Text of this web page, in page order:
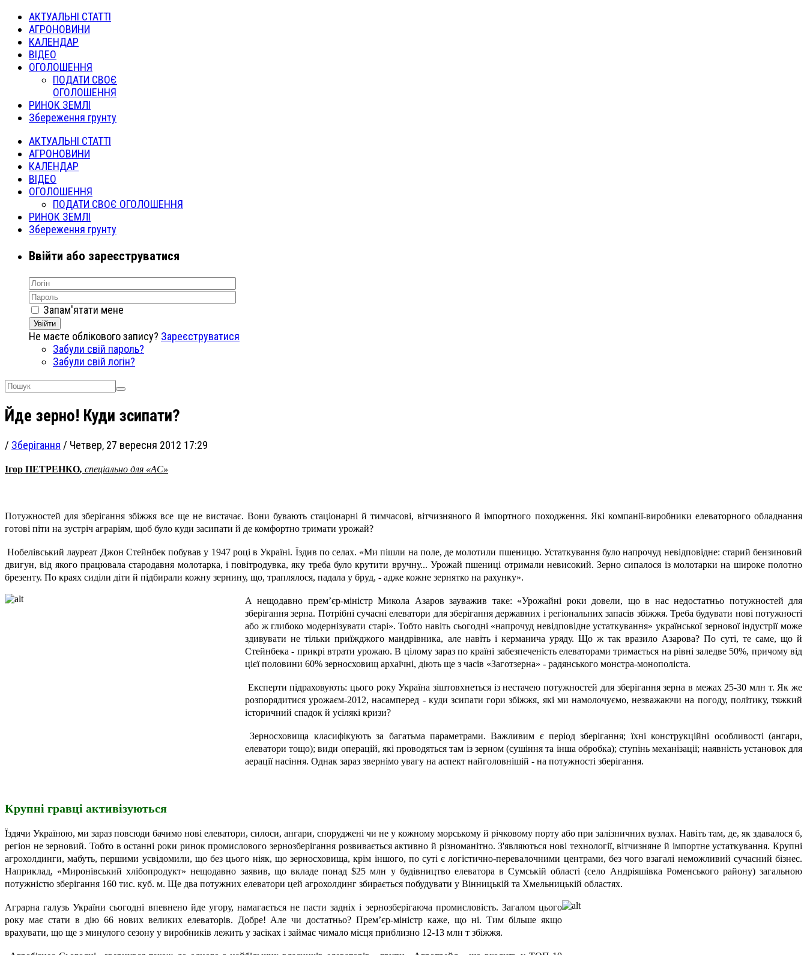
АКТУАЛЬНІ СТАТТІ
АГРОНОВИНИ
КАЛЕНДАР
ВІДЕО
ОГОЛОШЕННЯ
ПОДАТИ СВОЄ
ОГОЛОШЕННЯ
РИНОК ЗЕМЛІ
Збереження грунту
АКТУАЛЬНІ СТАТТІ
АГРОНОВИНИ
КАЛЕНДАР
ВІДЕО
ОГОЛОШЕННЯ
ПОДАТИ СВОЄ ОГОЛОШЕННЯ
РИНОК ЗЕМЛІ
Збереження грунту
Ввійти або зареєструватися
Запам'ятати мене
Увійти
Не маєте облікового запису? Зареєструватися
Забули свій пароль?
Забули свій логін?
Йде зерно! Куди зсипати?
/ Зберігання / Четвер, 27 вересня 2012 17:29
Ігор ПЕТРЕНКО, спеціально для «АС»
Потужностей для зберігання збіжжя все ще не вистачає. Вони бувають стаціонарні й тимчасові, вітчизняного й імпортного походження. Які компанії-виробники елеваторного обладнання
готові піти на зустріч аграріям, щоб було куди засипати й де комфортно тримати урожай?
Нобелівський лауреат Джон Стейнбек побував у 1947 році в Україні. Їздив по селах. «Ми пішли на поле, де молотили пшеницю. Устаткування було напрочуд невідповідне: старий бензиновий
двигун, від якого працювала стародавня молотарка, і повітродувка, яку треба було крутити вручну... Урожай пшениці отримали невисокий. Зерно сипалося із молотарки на широке полотно
брезенту. По краях сиділи діти й підбирали кожну зернину, що, траплялося, падала у бруд, - адже кожне зернятко на рахунку».
А нещодавно прем’єр-міністр Микола Азаров зауважив таке: «Урожайні роки довели, що в нас недостатньо потужностей для
зберігання зерна. Потрібні сучасні елеватори для зберігання державних і регіональних запасів збіжжя. Треба будувати нові потужності
або ж глибоко модернізувати старі». Тобто навіть сьогодні «напрочуд невідповідне устаткування» української зернової індустрії може
здивувати не тільки приїжджого мандрівника, але навіть і керманича уряду. Що ж так вразило Азарова? По суті, те саме, що й
Стейнбека - прикрі втрати урожаю. В цілому зараз по країні забезпеченість елеваторами тримається на рівні заледве 50%, причому від
цієї половини 60% зерносховищ архаїчні, діють ще з часів «Заготзерна» - радянського монстра-монополіста.
Експерти підраховують: цього року Україна зіштовхнеться із нестачею потужностей для зберігання зерна в межах 25-30 млн т. Як же
розпорядитися урожаєм-2012, насамперед - куди зсипати гори збіжжя, які ми намолочуємо, незважаючи на погоду, політику, тяжкий
історичний спадок й усілякі кризи?
Зерносховища класифікують за багатьма параметрами. Важливим є період зберігання; їхні конструкційні особливості (ангари,
елеватори тощо); види операцій, які проводяться там із зерном (сушіння та інша обробка); ступінь механізації; наявність установок для
аерації насіння. Однак зараз звернімо увагу на аспект найголовнішій - на потужності зберігання.
Крупні гравці активізуються
Їздячи Україною, ми зараз повсюди бачимо нові елеватори, силоси, ангари, споруджені чи не у кожному морському й річковому порту або при залізничних вузлах. Навіть там, де, як здавалося б,
регіон не зерновий. Тобто в останні роки ринок промислового зернозберігання розвивається активно й різноманітно. З'являються нові технології, вітчизняне й імпортне устаткування. Крупні
агрохолдинги, мабуть, першими усвідомили, що без цього ніяк, що зерносховища, крім іншого, по суті є логістично-перевалочними центрами, без чого взагалі неможливий сучасний бізнес.
Наприклад, «Миронівський хлібопродукт» нещодавно заявив, що вкладе понад $25 млн у будівництво елеватора в Сумській області (село Андріяшівка Роменського району) загальною
потужністю зберігання 160 тис. куб. м. Ще два потужних елеватори цей агрохолдинг збирається побудувати у Вінницькій та Хмельницькій областях.
Аграрна галузь України сьогодні впевнено йде угору, намагається не пасти задніх і зернозберігаюча промисловість. Загалом цього
року має стати в дію 66 нових великих елеваторів. Добре! Але чи достатньо? Прем’єр-міністр каже, що ні. Тим більше якщо
врахувати, що ще з минулого сезону у виробників лежить у засіках і займає чимало місця приблизно 12-13 млн т збіжжя.